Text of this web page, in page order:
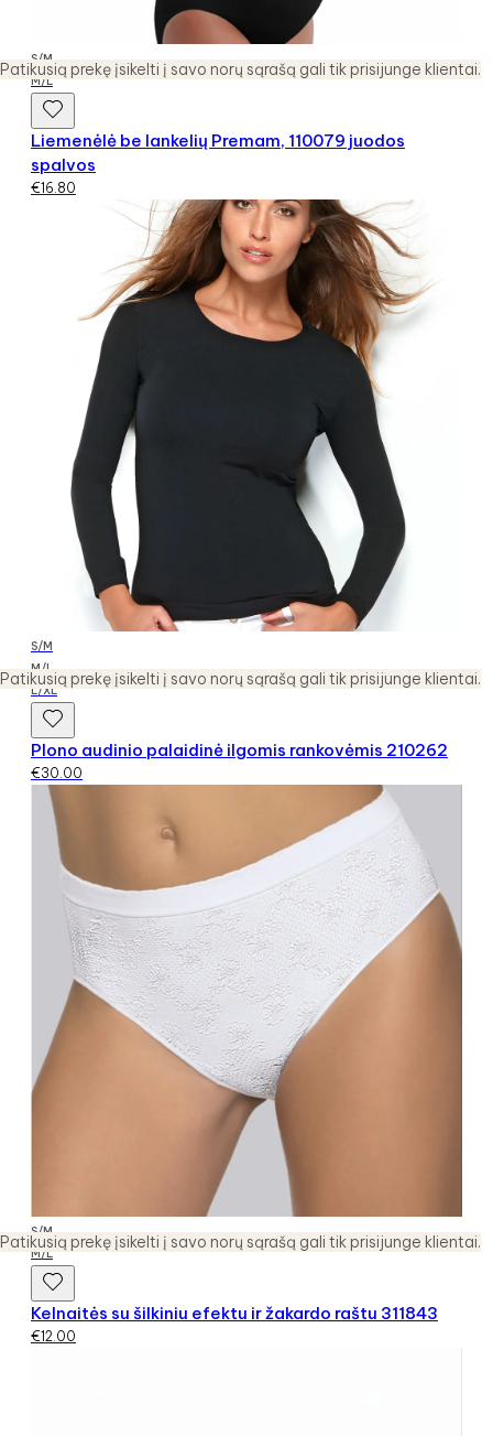
Patikusią prekę įsikelti į savo norų sąrašą gali tik prisijunge klientai.
Patikusią prekę įsikelti į savo norų sąrašą gali tik prisijunge klientai.
Patikusią prekę įsikelti į savo norų sąrašą gali tik prisijunge klientai.
S/M
M/L
Liemenėlė be lankelių Premam, 110079 juodos
spalvos
€16.80
S/M
M/L
L/XL
Plono audinio palaidinė ilgomis rankovėmis 210262
€30.00
S/M
M/L
Kelnaitės su šilkiniu efektu ir žakardo raštu 311843
€12.00